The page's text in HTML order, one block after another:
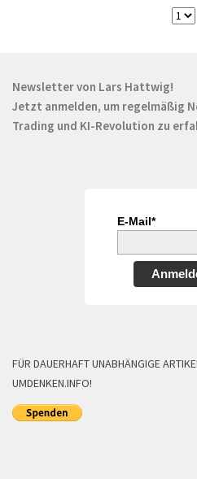
Newsletter von Lars Hattwig!
Jetzt anmelden, um regelmäßig
Trading und KI-Revolution zu
E-Mail*
FÜR DAUERHAFT UNABHÄNGIGE
UMDENKEN.INFO!